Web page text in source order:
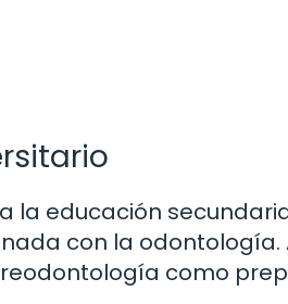
la educación
con la
como